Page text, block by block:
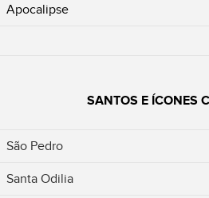
Apocalipse
SANTOS E ÍCONES
São Pedro
Santa Odilia